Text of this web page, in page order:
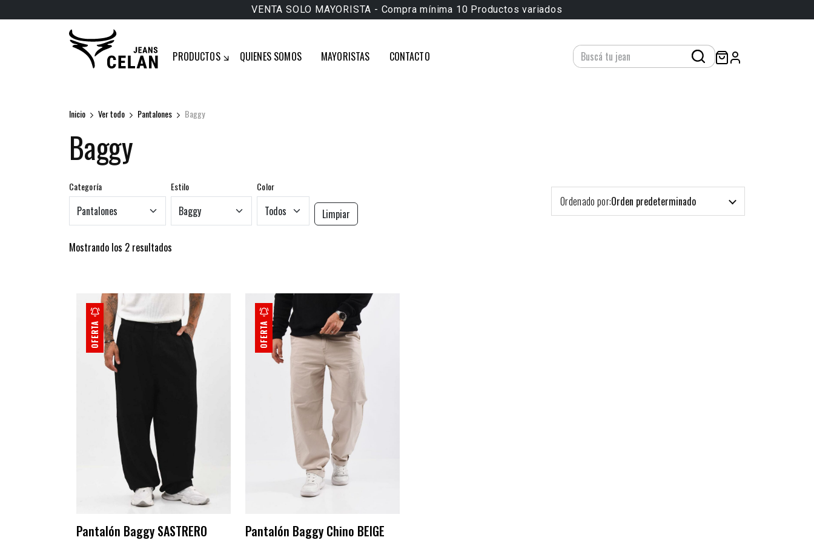
VENTA SOLO MAYORISTA - Compra mínima 10 Productos variados
PRODUCTOS QUIENES SOMOS MAYORISTAS CONTACTO
Inicio Ver todo Pantalones Baggy
Baggy
Categoría Estilo Color
Limpiar
Ordenado por:Orden predeterminado
Mostrando los 2 resultados
OFERTA
Pantalón Baggy SASTRERO
OFERTA
Pantalón Baggy Chino BEIGE